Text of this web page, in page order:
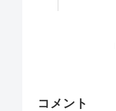
コメント